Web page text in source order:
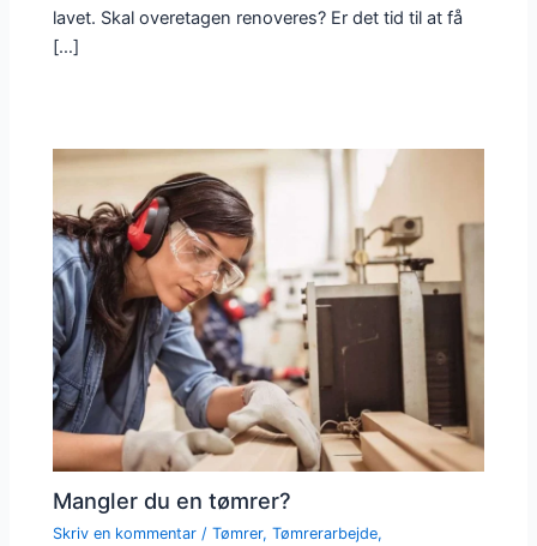
lavet. Skal overetagen renoveres? Er det tid til at få
[…]
Mangler du en tømrer?
Skriv en kommentar /Tømrer,Tømrerarbejde,